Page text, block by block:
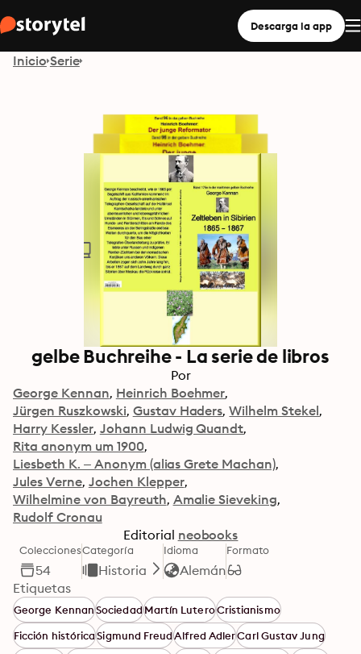
Descarga la app
Inicio Serie
gelbe Buchreihe - La serie de libros
Por
George Kennan Heinrich Boehmer
Jürgen Ruszkowski Gustav Haders Wilhelm Stekel
Harry Kessler Johann Ludwig Quandt
Rita anonym um 1900
Liesbeth K. – Anonym (alias Grete Machan)
Jules Verne Jochen Klepper
Wilhelmine von Bayreuth Amalie Sieveking
Rudolf Cronau
Editorial neobooks
Colecciones
54
Categoría
Historia
Idioma
Alemán
Formato
Etiquetas
George KennanSociedadMartín LuteroCristianismo
Ficción históricaSigmund FreudAlfred AdlerCarl Gustav Jung